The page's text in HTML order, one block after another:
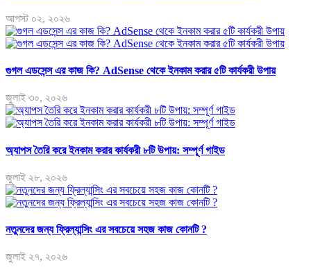
আগস্ট ০২, ২০২৬
গুগল এডসেন্স এর কাজ কি? AdSense থেকে ইনকাম করার ৫টি কার্যকরী উপায়
জুলাই ৩০, ২০২৬
অ্যাপস তৈরি করে ইনকাম করার কার্যকরী ৮টি উপায়: সম্পূর্ণ গাইড
জুলাই ২৮, ২০২৬
নতুনদের জন্য ফ্রিল্যান্সিং এর সবচেয়ে সহজ কাজ কোনটি ?
জুলাই ২৭, ২০২৬